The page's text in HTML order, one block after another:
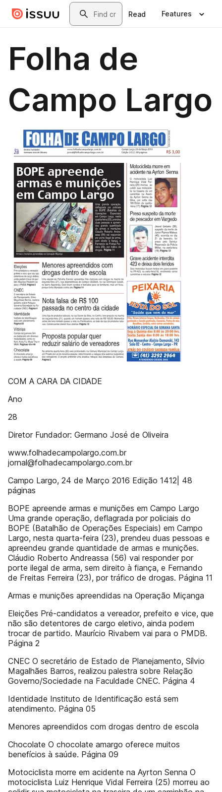
Skip to main contentSearch
Read Features
Folha de
Campo Largo
COM A CARA DA CIDADE
Ano
28
Diretor Fundador: Germano José de Oliveira
www.folhadecampolargo.com.br
jornal@folhadecampolargo.com.br
Campo Largo, 24 de Março 2016 Edição 1412| 48
páginas
BOPE apreende armas e munições em Campo Largo
Uma grande operação, deflagrada por policiais do
BOPE (Batalhão de Operações Especiais) em Campo
Largo, nesta quarta-feira (23), prendeu duas pessoas e
apreendeu grande quantidade de armas e munições.
Cláudio Roberto Andreassa (56) vai responder por
porte ilegal de arma, sem direito à fiança, e Fernando
de Freitas Ferreira (23), por tráfico de drogas. Página 11
Armas e munições apreendidas na Operação Miçanga
Eleições Pré-candidatos a vereador, prefeito e vice, que
não são detentores de cargo eletivo, ainda podem
trocar de partido. Maurício Rivabem vai para o PMDB.
Página 2
CNEC O secretário de Estado de Planejamento, Sílvio
Magalhães Barros, realizou palestra sobre Relação
Governo/Sociedade na Faculdade CNEC. Página 4
Identidade Instituto de Identificação está sem
atendimento. Página 05
Menores apreendidos com drogas dentro de escola
Chocolate O chocolate amargo oferece muitos
benefícios à saúde. Página 09
Motociclista morre em acidente na Ayrton Senna O
motociclista Luiz Henrique Vidal Ferreira (25) morreu ao